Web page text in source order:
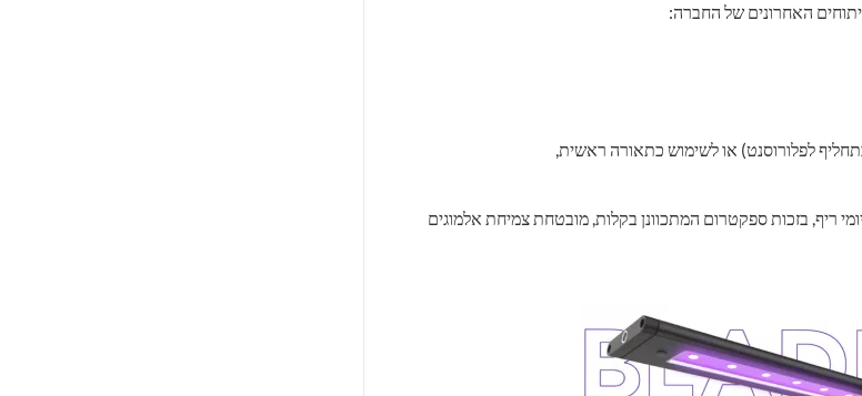
האחרונים של החברה:
לפלורוסנט) או לשימוש כתאורה ראשית,
ריף, בזכות ספקטרום המתכוונן בקלות, מובטחת צמיחת אלמוגים